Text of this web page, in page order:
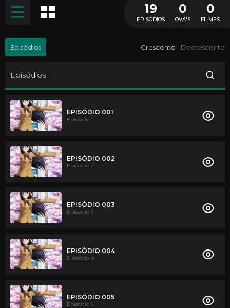
19
EPISÓDIOS
0
OVA'S
0
FILMES
Episódios Crescente Decrescente
Episódios
EPISÓDIO 001
Episódio 1
EPISÓDIO 002
Episódio 2
EPISÓDIO 003
Episódio 3
EPISÓDIO 004
Episódio 4
EPISÓDIO 005
Episódio 5